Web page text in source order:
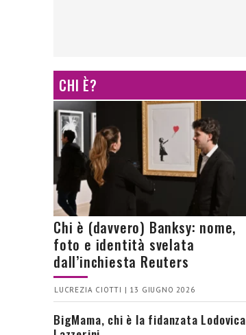
CHI È?
Chi è (davvero) Banksy: nome,
foto e identità svelata
dall’inchiesta Reuters
LUCREZIA CIOTTI | 13 GIUGNO 2026
BigMama, chi è la fidanzata Lodovica